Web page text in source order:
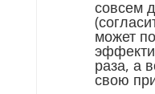
совсем
может
раза, а
свою